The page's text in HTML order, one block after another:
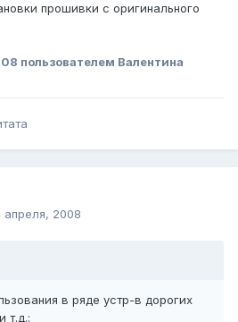
прошивки с оригинального
пользователем Валентина
апреля, 2008
в ряде устр-в дорогих
т.д.;